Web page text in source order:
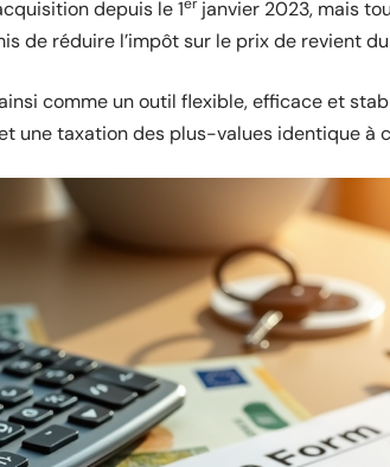
depuis le 1 janvier 2023, mais
de réduire l’impôt sur le prix de revient
comme un outil flexible, efficace et
une taxation des plus-values identique à